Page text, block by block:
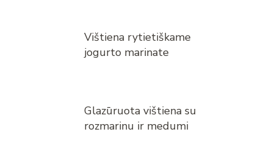
Vištiena rytietiškame
jogurto marinate
Glazūruota vištiena su
rozmarinu ir medumi